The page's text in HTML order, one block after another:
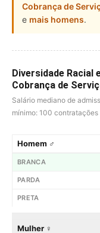
Cobrança de
e mais homens.
Diversidade Racial
Cobrança de
Salário mediano de
mínimo: 100 contratações
Homem ♂
Mulher ♀